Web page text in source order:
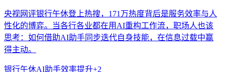
央视网评银行午休登上热搜，171万热度背后是服务效率与人
性化的博弈。当各行各业都在用AI重构工作流，职场人也该
思考：如何借助AI助手同步迭代自身技能，在信息过载中赢
得主动。
银行午休AI助手效率提升+2